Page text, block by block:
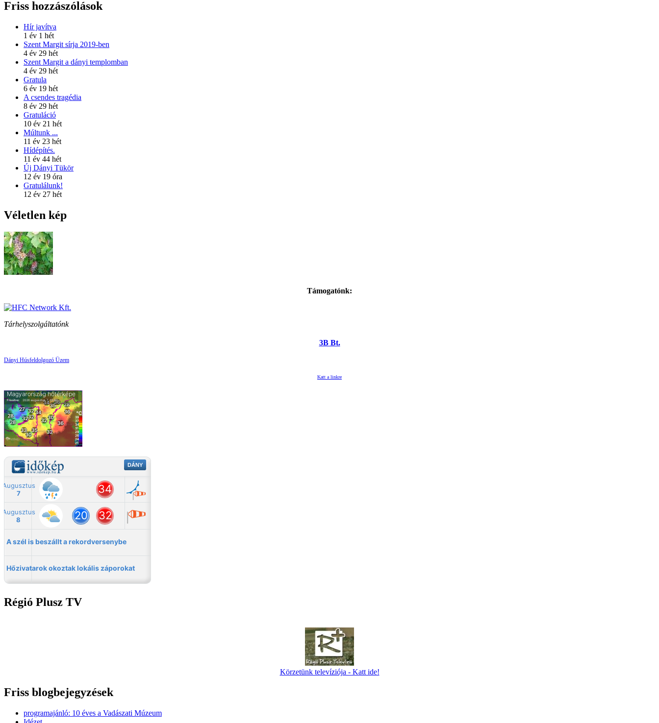
Friss hozzászólások
Hír javítva
1 év 1 hét
Szent Margit sírja 2019-ben
4 év 29 hét
Szent Margit a dányi templomban
4 év 29 hét
Gratula
6 év 19 hét
A csendes tragédia
8 év 29 hét
Gratuláció
10 év 21 hét
Múltunk ...
11 év 23 hét
Hídépítés.
11 év 44 hét
Új Dányi Tükör
12 év 19 óra
Gratulálunk!
12 év 27 hét
Véletlen kép
Támogatónk:
Tárhelyszolgáltatónk
3B Bt.
Dányi Húsfeldolgozó Üzem
Katt a linkre
Régió Plusz TV
Körzetünk televíziója - Katt ide!
Friss blogbejegyzések
programajánló: 10 éves a Vadászati Múzeum